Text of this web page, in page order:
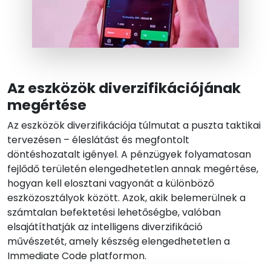
Az eszközök diverzifikációjának
megértése
Az eszközök diverzifikációja túlmutat a puszta taktikai
tervezésen – éleslátást és megfontolt
döntéshozatalt igényel. A pénzügyek folyamatosan
fejlődő területén elengedhetetlen annak megértése,
hogyan kell elosztani vagyonát a különböző
eszközosztályok között. Azok, akik belemerülnek a
számtalan befektetési lehetőségbe, valóban
elsajátíthatják az intelligens diverzifikáció
művészetét, amely készség elengedhetetlen a
Immediate Code platformon.